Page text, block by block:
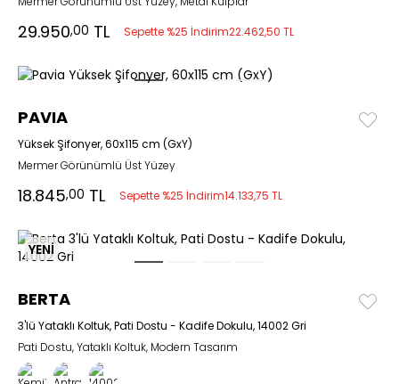
29.950,00 TL Sepette %25 İndirim22.462,50 TL
PAVIA
Yüksek Şifonyer, 60x115 cm (GxY)
Mermer Görünümlü Üst Yüzey
18.845,00 TL Sepette %25 İndirim14.133,75 TL
YENİ
BERTA
3'lü Yataklı Koltuk, Pati Dostu - Kadife Dokulu, 14002 Gri
Pati Dostu, Yataklı Koltuk, Modern Tasarım